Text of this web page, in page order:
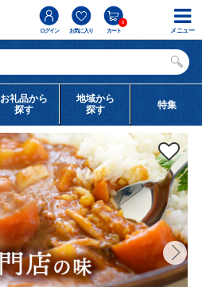
ログイン お気に入り カート
0
お礼品から
探す
地域から
探す
特集
メニュー